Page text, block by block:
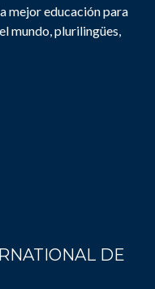
mejor educación para
mundo, plurilingües,
DE